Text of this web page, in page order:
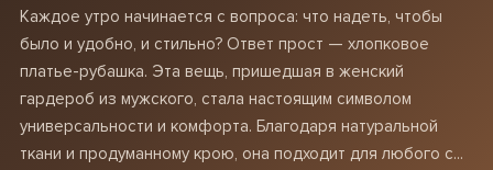
Каждое утро начинается с вопроса: что надеть, чтобы
было и удобно, и стильно? Ответ прост — хлопковое
платье-рубашка. Эта вещь, пришедшая в женский
гардероб из мужского, стала настоящим символом
универсальности и комфорта. Благодаря натуральной
ткани и продуманному крою, она подходит для любого с...